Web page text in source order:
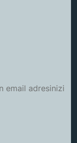
email adresinizi